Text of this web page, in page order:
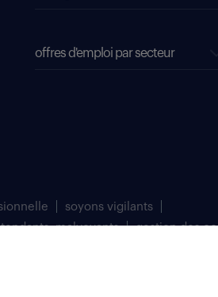
offres d'emploi par secteur
soyons vigilants
malvoyants
gestion des